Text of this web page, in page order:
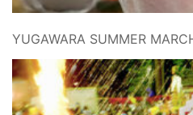
YUGAWARA SUMMER